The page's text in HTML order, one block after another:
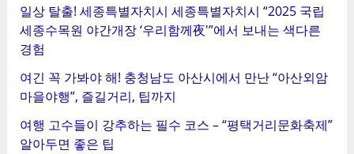
일상 탈출! 세종특별자치시 세종특별자치시 “2025 국립
세종수목원 야간개장 ‘우리함께夜'”에서 보내는 색다른
경험
여긴 꼭 가봐야 해! 충청남도 아산시에서 만난 “아산외암
마을야행”, 즐길거리, 팁까지
여행 고수들이 강추하는 필수 코스 – “평택거리문화축제”
알아두면 좋은 팁